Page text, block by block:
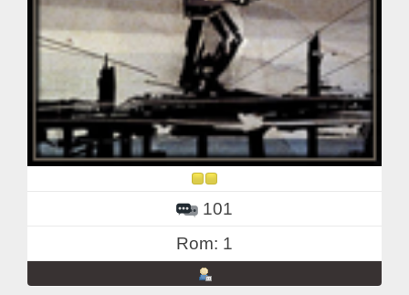
101
Rom: 1